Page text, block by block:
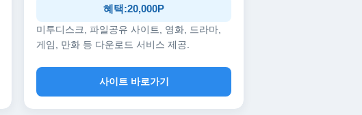
혜택:20,000P
미투디스크, 파일공유 사이트, 영화, 드라마,
게임, 만화 등 다운로드 서비스 제공.
사이트 바로가기